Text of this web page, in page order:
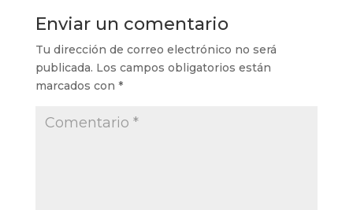
Enviar un comentario
Tu dirección de correo electrónico no será
publicada. Los campos obligatorios están
marcados con *